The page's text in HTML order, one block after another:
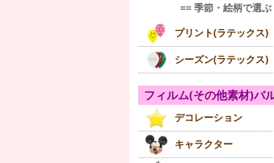
== 季節・絵柄で選ぶ
プリント(ラテックス)
シーズン(ラテックス)
フィルム(その他素材)バ
デコレーション
キャラクター